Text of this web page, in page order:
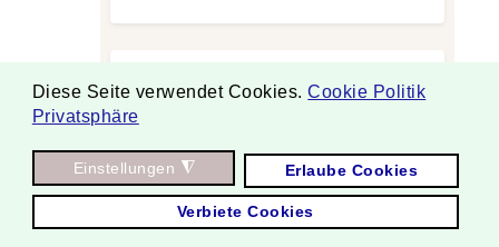
Diese Seite verwendet Cookies. Cookie Politik
Privatsphäre
Einstellungen ◮ Erlaube Cookies
Verbiete Cookies
Vollständige wissenschaftliche
Dokumentation
Mehr erfahren →